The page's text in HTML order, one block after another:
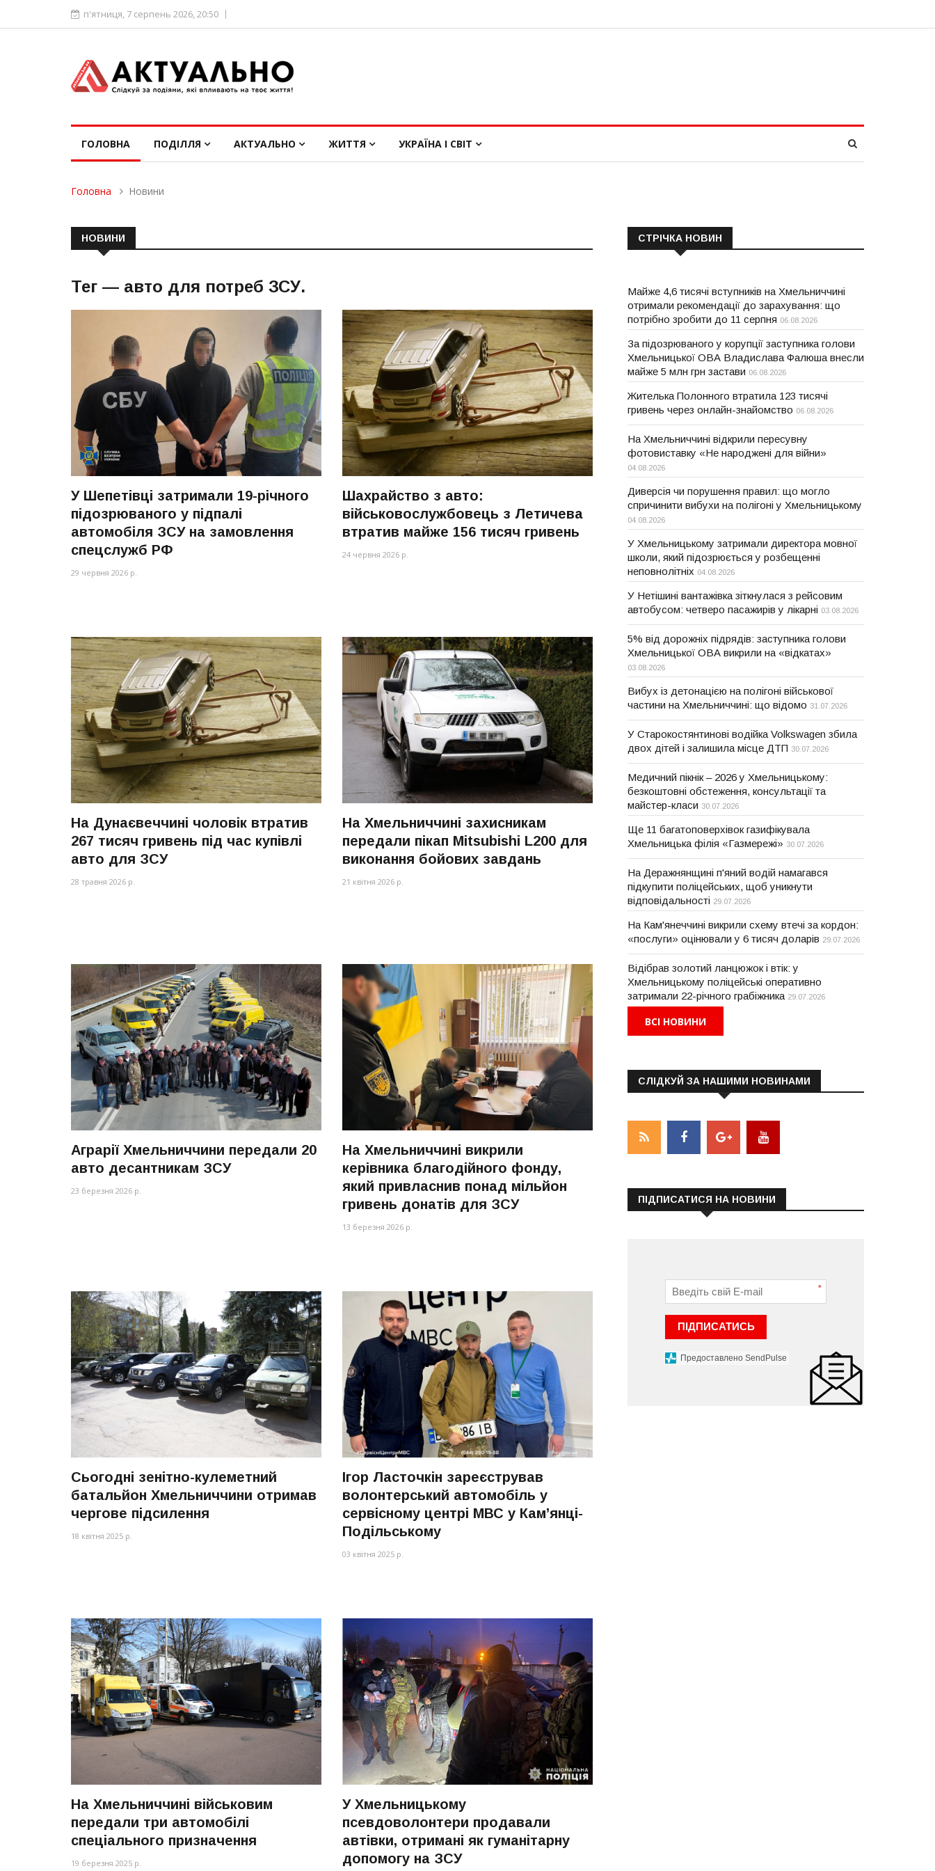
п'ятниця, 7 серпень 2026, 20:50
ГОЛОВНА ПОДІЛЛЯ АКТУАЛЬНО ЖИТТЯ УКРАЇНА І СВІТ
Головна Новини
НОВИНИ
Тег — авто для потреб ЗСУ.
У Шепетівці затримали 19-річного
підозрюваного у підпалі
автомобіля ЗСУ на замовлення
спецслужб РФ
29 червня 2026 р.
Шахрайство з авто:
військовослужбовець з Летичева
втратив майже 156 тисяч гривень
24 червня 2026 р.
На Дунаєвеччині чоловік втратив
267 тисяч гривень під час купівлі
авто для ЗСУ
28 травня 2026 р.
На Хмельниччині захисникам
передали пікап Mitsubishi L200 для
виконання бойових завдань
21 квітня 2026 р.
Аграрії Хмельниччини передали 20
авто десантникам ЗСУ
23 березня 2026 р.
На Хмельниччині викрили
керівника благодійного фонду,
який привласнив понад мільйон
гривень донатів для ЗСУ
13 березня 2026 р.
Сьогодні зенітно-кулеметний
батальйон Хмельниччини отримав
чергове підсилення
18 квітня 2025 р.
Ігор Ласточкін зареєстрував
волонтерський автомобіль у
сервісному центрі МВС у Кам’янці-
Подільському
03 квітня 2025 р.
На Хмельниччині військовим
передали три автомобілі
спеціального призначення
19 березня 2025 р.
У Хмельницькому
псевдоволонтери продавали
автівки, отримані як гуманітарну
допомогу на ЗСУ
СТРІЧКА НОВИН
Майже 4,6 тисячі вступників на Хмельниччині
отримали рекомендації до зарахування: що
потрібно зробити до 11 серпня 06.08.2026
За підозрюваного у корупції заступника голови
Хмельницької ОВА Владислава Фалюша внесли
майже 5 млн грн застави 06.08.2026
Жителька Полонного втратила 123 тисячі
гривень через онлайн-знайомство 06.08.2026
На Хмельниччині відкрили пересувну
фотовиставку «Не народжені для війни»
04.08.2026
Диверсія чи порушення правил: що могло
спричинити вибухи на полігоні у Хмельницькому
04.08.2026
У Хмельницькому затримали директора мовної
школи, який підозрюється у розбещенні
неповнолітніх 04.08.2026
У Нетішині вантажівка зіткнулася з рейсовим
автобусом: четверо пасажирів у лікарні 03.08.2026
5% від дорожніх підрядів: заступника голови
Хмельницької ОВА викрили на «відкатах»
03.08.2026
Вибух із детонацією на полігоні військової
частини на Хмельниччині: що відомо 31.07.2026
У Старокостянтинові водійка Volkswagen збила
двох дітей і залишила місце ДТП 30.07.2026
Медичний пікнік – 2026 у Хмельницькому:
безкоштовні обстеження, консультації та
майстер-класи 30.07.2026
Ще 11 багатоповерхівок газифікувала
Хмельницька філія «Газмережі» 30.07.2026
На Деражнянщині п'яний водій намагався
підкупити поліцейських, щоб уникнути
відповідальності 29.07.2026
На Кам'янеччині викрили схему втечі за кордон:
«послуги» оцінювали у 6 тисяч доларів 29.07.2026
Відібрав золотий ланцюжок і втік: у
Хмельницькому поліцейські оперативно
затримали 22-річного грабіжника 29.07.2026
ВСІ НОВИНИ
СЛІДКУЙ ЗА НАШИМИ НОВИНАМИ
ПІДПИСАТИСЯ НА НОВИНИ
*
ПІДПИСАТИСЬ
Предоставлено SendPulse